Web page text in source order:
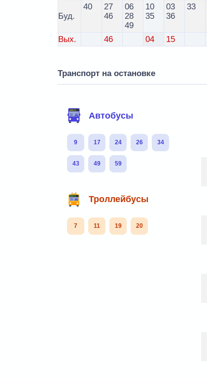
Буд.
40
27
46
06
28
49
10
35
03
36
33
Вых. 46 04 15
Транспорт на остановке
Автобусы
9 17 24 26 34
43 49 59
Троллейбусы
7 11 19 20